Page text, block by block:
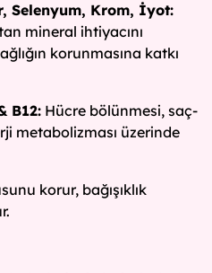
Selenyum, Krom, İyot:
mineral ihtiyacını
korunmasına katkı
B12: Hücre bölünmesi, saç-
metabolizması üzerinde
korur, bağışıklık